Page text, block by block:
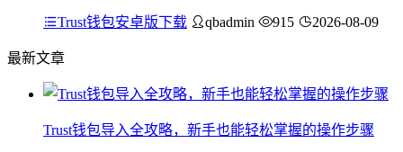
Trust钱包安卓版下载 qbadmin 915 2026-08-09
最新文章
Trust钱包导入全攻略，新手也能轻松掌握的操作步骤